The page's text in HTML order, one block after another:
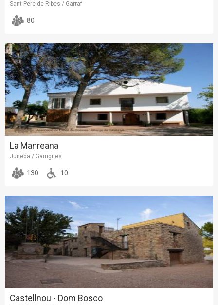
Sant Pere de Ribes / Garraf
80
La Manreana
Juneda / Garrigues
130 10
Castellnou - Dom Bosco